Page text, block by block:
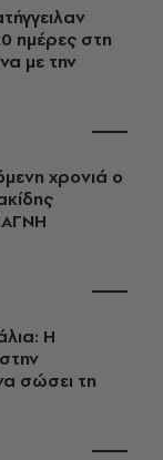
ημέρες στη
με την
χρονιά ο
Η
σώσει τη